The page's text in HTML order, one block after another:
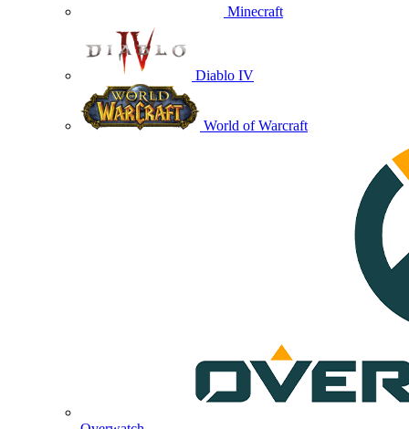
Minecraft
Diablo IV
World of Warcraft